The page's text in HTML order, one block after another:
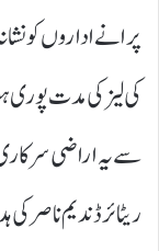
پرانے اداروں کو
کی لیز کی مدت پوری
سے یہ اراضی سرکاری
ریٹائرڈ ندیم ناصر